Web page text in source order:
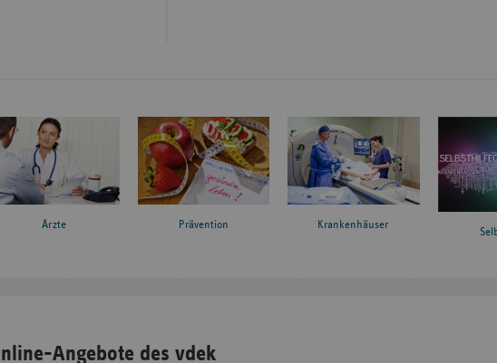
Ärzte Prävention Krankenhäuser
Angebote des vdek